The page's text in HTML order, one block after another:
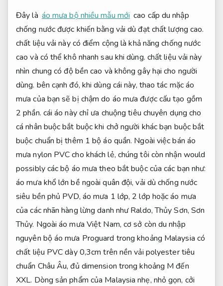
Đây là áo mưa bộ nhiều mẫu mới cao cấp du nhập
chống nước được khiến bằng vải dù đạt chất lượng cao.
chất liệu vải này có điểm cộng là khả năng chống nước
cao và có thể khô nhanh sau khi dùng. chất liệu vải này
nhìn chung có độ bền cao và không gây hại cho người
dùng. bên cạnh đó, khi dùng cái này, thao tác mặc áo
mưa của bạn sẽ bị chậm do áo mưa được cấu tạo gồm
2 phần. cái áo này chỉ ưa chuộng tiêu chuyên dụng cho
cá nhân buộc bắt buộc khi chở người khác bạn buộc bắt
buộc chuẩn bị thêm 1 bộ áo quần. Ngoài việc bán áo
mưa nylon PVC cho khách lẻ, chúng tôi còn nhận would
possibly các bộ áo mưa theo bắt buộc của các bạn như:
áo mưa khổ lớn bề ngoài quân đội, vải dù chống nước
siêu bền phủ PVD, áo mưa 1 lớp, 2 lớp hoặc áo mưa
của các nhãn hàng lừng danh như Raldo, Thủy Sơn, Sơn
Thủy. Ngoài áo mưa Việt Nam, cơ sở còn du nhập
nguyên bộ áo mưa Proguard trong khoảng Malaysia có
chất liệu PVC dày 0,3cm trên nền vải polyester tiêu
chuẩn Châu Âu, đủ dimension trong khoảng M đến
XXL. Dòng sản phẩm của Malaysia nhẹ, nhỏ gọn, cởi